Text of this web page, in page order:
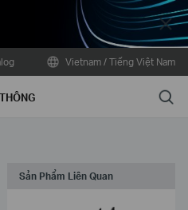
Close
Vietnam / Tiếng Việt Nam
Search
Sản Phẩm Liên Quan